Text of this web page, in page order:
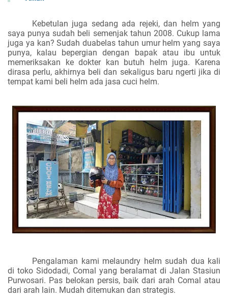
Kebetulan juga sedang ada rejeki, dan helm yang
saya punya sudah beli semenjak tahun 2008. Cukup lama
juga ya kan? Sudah duabelas tahun umur helm yang saya
punya, kalau bepergian dengan bapak atau ibu untuk
memeriksakan ke dokter kan butuh helm juga. Karena
dirasa perlu, akhirnya beli dan sekaligus baru ngerti jika di
tempat kami beli helm ada jasa cuci helm.
Pengalaman kami melaundry helm sudah dua kali
di toko Sidodadi, Comal yang beralamat di Jalan Stasiun
Purwosari. Pas belokan persis, baik dari arah Comal atau
dari arah lain. Mudah ditemukan dan strategis.